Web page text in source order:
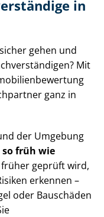
in
gehen und
Mit
ganz in
der Umgebung
so früh wie
früher geprüft wird,
erkennen –
oder Bauschäden